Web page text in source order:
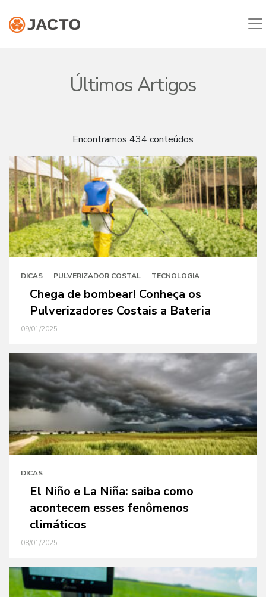
Últimos Artigos
Encontramos 434 conteúdos
DICAS PULVERIZADOR COSTAL TECNOLOGIA
Chega de bombear! Conheça os
Pulverizadores Costais a Bateria
09/01/2025
DICAS
El Niño e La Niña: saiba como
acontecem esses fenômenos
climáticos
08/01/2025